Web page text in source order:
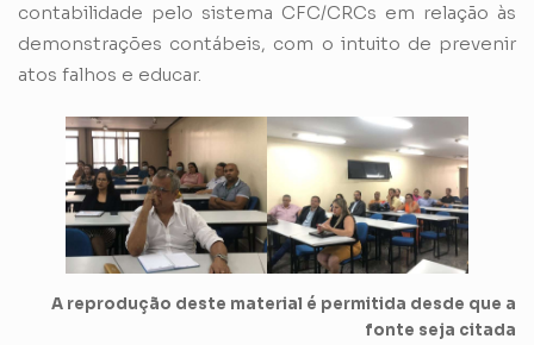
contabilidade pelo sistema CFC/CRCs em relação às
demonstrações contábeis, com o intuito de prevenir
atos falhos e educar.
A reprodução deste material é permitida desde que a
fonte seja citada